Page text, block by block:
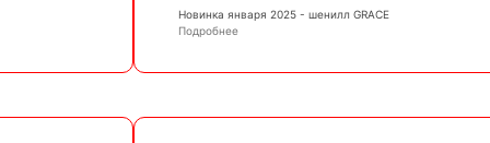
Новинка января 2025 - шенилл GRACE
Подробнее